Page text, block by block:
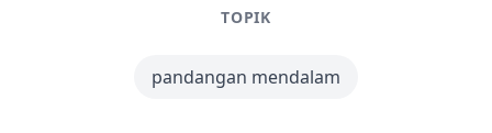
TOPIK
pandangan mendalam